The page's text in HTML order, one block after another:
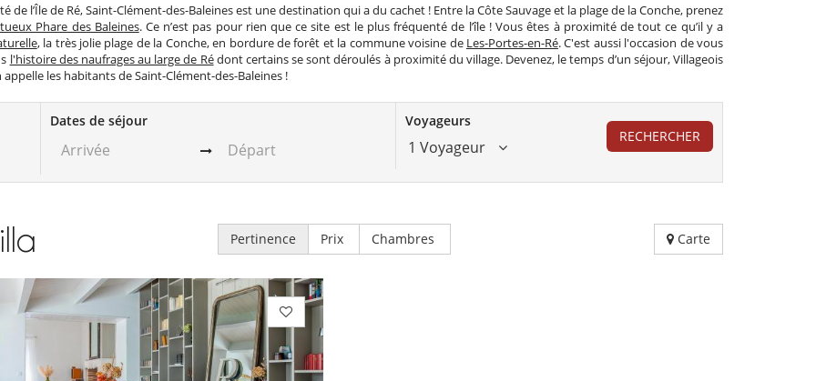
l’Île de Ré, Saint-Clément-des-Baleines est une destination qui a du cachet ! Entre la Côte Sauvage et la plage de la Conche, prenez
Phare des Baleines. Ce n’est pas pour rien que ce site est le plus fréquenté de l’île ! Vous êtes à proximité de tout ce qu’il y a
, la très jolie plage de la Conche, en bordure de forêt et la commune voisine de Les-Portes-en-Ré. C'est aussi l'occasion de vous
l'histoire des naufrages au large de Rédont certains se sont déroulés à proximité du village. Devenez, le temps d’un séjour, Villageois
les habitants de Saint-Clément-des-Baleines !
Dates de séjour Voyageurs
1 Voyageur
RECHERCHER
Pertinence Prix Chambres Carte